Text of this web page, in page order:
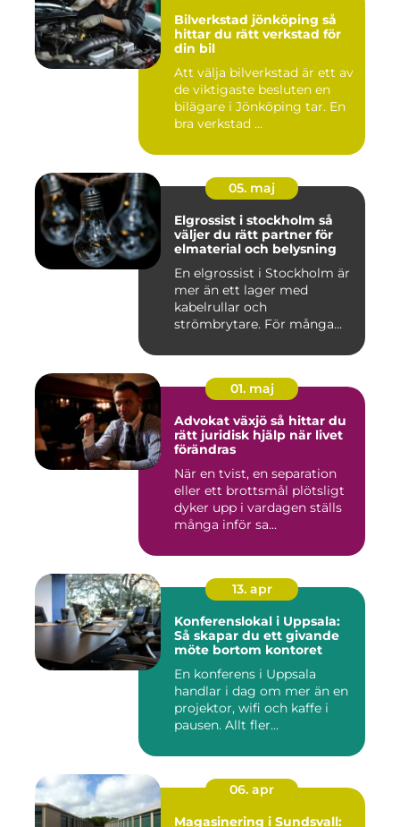
Bilverkstad jönköping så
hittar du rätt verkstad för
din bil
Att välja bilverkstad är ett av
de viktigaste besluten en
bilägare i Jönköping tar. En
bra verkstad ...
05. maj
Elgrossist i stockholm så
väljer du rätt partner för
elmaterial och belysning
En elgrossist i Stockholm är
mer än ett lager med
kabelrullar och
strömbrytare. För många
01. maj
Advokat växjö så hittar du
rätt juridisk hjälp när livet
förändras
När en tvist, en separation
eller ett brottsmål plötsligt
dyker upp i vardagen ställs
många inför sa...
13. apr
Konferenslokal i Uppsala:
Så skapar du ett givande
möte bortom kontoret
En konferens i Uppsala
handlar i dag om mer än en
projektor, wifi och kaffe i
pausen. Allt fler...
06. apr
Magasinering i Sundsvall: